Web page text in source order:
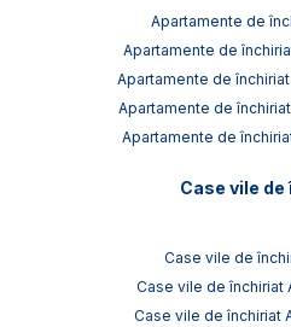
Apartamente de
Apartamente de
Apartamente de
Apartamente de
Apartamente de
Case vile
Case vile de
Case vile de închiriat
Case vile de închiriat